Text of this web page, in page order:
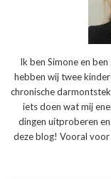
Ik ben Simone en
hebben wij twee
chronische
iets doen wat mij
dingen uitproberen
deze blog! Vooral